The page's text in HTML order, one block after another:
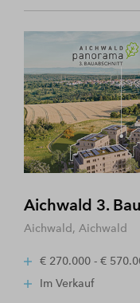
Aichwald 3.
Aichwald, Aichwald
€ 270.000 - €
Im Verkauf